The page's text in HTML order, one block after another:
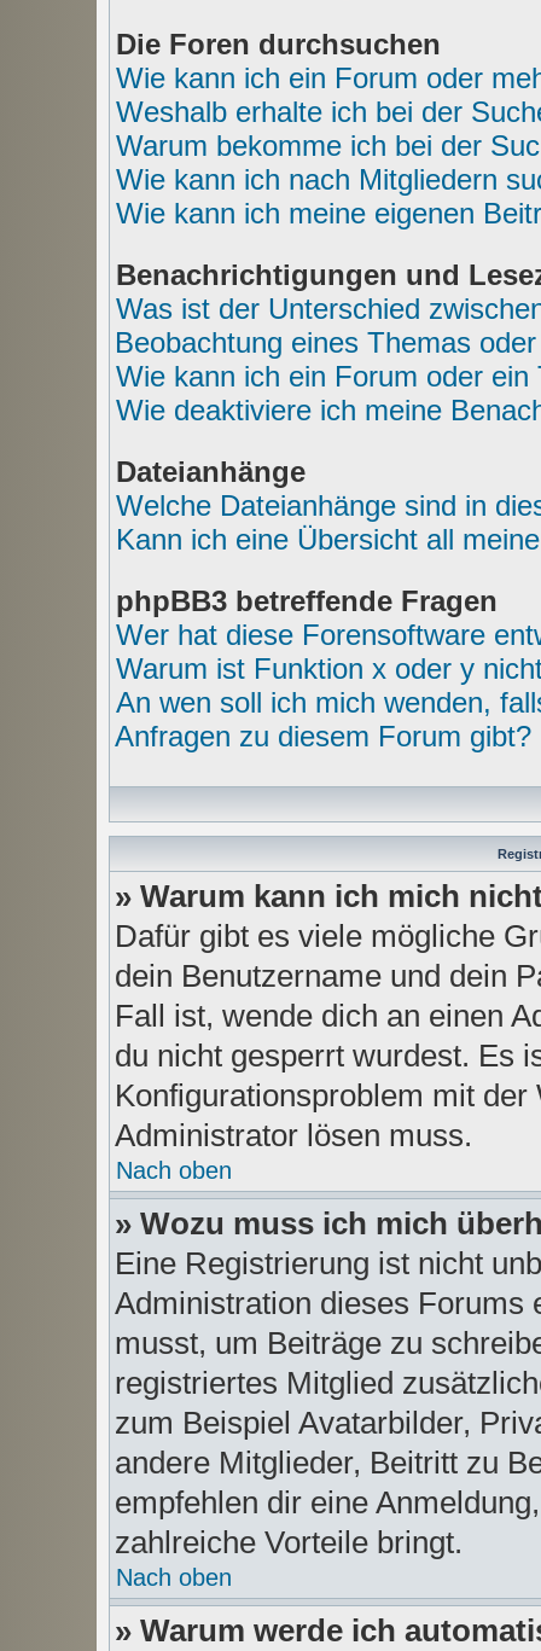
Die Foren durchsuchen
Wie kann ich ein Forum oder
Weshalb erhalte ich bei der
Warum bekomme ich bei der
Wie kann ich nach Mitgliedern
Wie kann ich meine eigenen
Benachrichtigungen und
Was ist der Unterschied
Beobachtung eines Themas
Wie kann ich ein Forum oder ein
Wie deaktiviere ich meine
Dateianhänge
Welche Dateianhänge sind in
Kann ich eine Übersicht all
phpBB3 betreffende Fragen
Wer hat diese Forensoftware
Warum ist Funktion x oder y
An wen soll ich mich wenden,
Anfragen zu diesem Forum gibt?
» Warum kann ich mich
Dafür gibt es viele mögliche
dein Benutzername und dein
Fall ist, wende dich an einen
du nicht gesperrt wurdest. Es
Konfigurationsproblem mit
Administrator lösen muss.
Nach oben
» Wozu muss ich mich
Eine Registrierung ist nicht
Administration dieses Forums
musst, um Beiträge zu
registriertes Mitglied
zum Beispiel Avatarbilder,
andere Mitglieder, Beitritt zu
empfehlen dir eine
zahlreiche Vorteile bringt.
Nach oben
» Warum werde ich